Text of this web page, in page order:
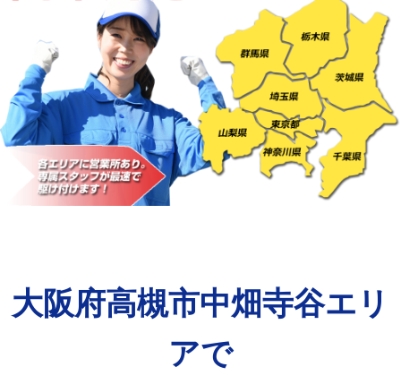
給水管工事※（塩ビ管（VP・HI）使
用（追加）/3ｍ超え)
+8,800円
給水管工事※（ライニング鋼管・銅
管・ポリ管・HT管使用/3ｍまで)
44,000円
給水管工事※（ライニング鋼管・銅
管・ポリ管・HT管使用/3ｍ超え)
+8,800円
マス交換（土の掘削・埋め戻し作業）
コンクリート斫り（厚さ10㎝まで） 27,500円
コンクリート斫り（厚さ10㎝超え）
大阪府高槻市中畑寺谷エリ
アで